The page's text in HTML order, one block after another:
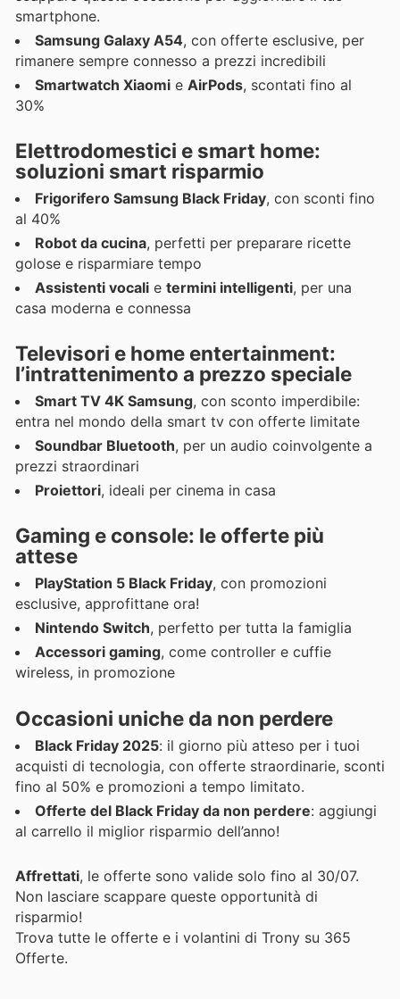
smartphone.
Samsung Galaxy A54, con offerte esclusive, per
rimanere sempre connesso a prezzi incredibili
Smartwatch Xiaomi e AirPods, scontati fino al
30%
Elettrodomestici e smart home:
soluzioni smart risparmio
Frigorifero Samsung Black Friday, con sconti fino
al 40%
Robot da cucina, perfetti per preparare ricette
golose e risparmiare tempo
Assistenti vocali e termini intelligenti, per una
casa moderna e connessa
Televisori e home entertainment:
l’intrattenimento a prezzo speciale
Smart TV 4K Samsung, con sconto imperdibile:
entra nel mondo della smart tv con offerte limitate
Soundbar Bluetooth, per un audio coinvolgente a
prezzi straordinari
Proiettori, ideali per cinema in casa
Gaming e console: le offerte più
attese
PlayStation 5 Black Friday, con promozioni
esclusive, approfittane ora!
Nintendo Switch, perfetto per tutta la famiglia
Accessori gaming, come controller e cuffie
wireless, in promozione
Occasioni uniche da non perdere
Black Friday 2025: il giorno più atteso per i tuoi
acquisti di tecnologia, con offerte straordinarie, sconti
fino al 50% e promozioni a tempo limitato.
Offerte del Black Friday da non perdere: aggiungi
al carrello il miglior risparmio dell’anno!
Affrettati, le offerte sono valide solo fino al 30/07.
Non lasciare scappare queste opportunità di
risparmio!
Trova tutte le offerte e i volantini di Trony su 365
Offerte.